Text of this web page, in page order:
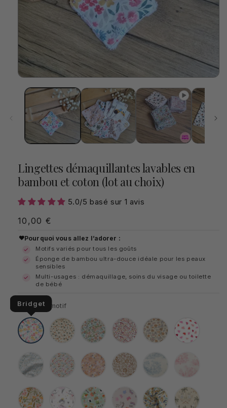
média
dans
fenêtre
modale
Lingettes démaquillantes lavables en
bambou et coton (lot au choix)
5.0/5 basé sur 1 avis
Prix
10,00 €
Pourquoi vous allez l’adorer :
Motifs variés pour tous les goûts
Éponge de bambou ultra-douce idéale pour les peaux
sensibles
Multi-usages : démaquillage, soins du visage ou toilette
de bébé
Choix du motif
Bridget
Bridget
LéopardPenséesLiberty Marion Cœurs
Azra FleuretteBouquetOriental
rouge
Lapi DanseuseKawai Licorne Ptiwi Jungle